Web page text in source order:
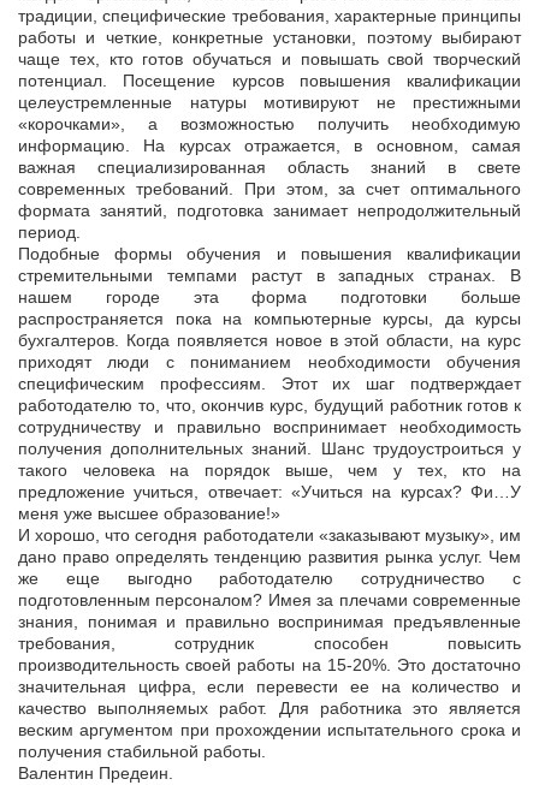
традиции, специфические требования, характерные принципы
работы и четкие, конкретные установки, поэтому выбирают
чаще тех, кто готов обучаться и повышать свой творческий
потенциал. Посещение курсов повышения квалификации
целеустремленные натуры мотивируют не престижными
«корочками», а возможностью получить необходимую
информацию. На курсах отражается, в основном, самая
важная специализированная область знаний в свете
современных требований. При этом, за счет оптимального
формата занятий, подготовка занимает непродолжительный
период.
Подобные формы обучения и повышения квалификации
стремительными темпами растут в западных странах. В
нашем городе эта форма подготовки больше
распространяется пока на компьютерные курсы, да курсы
бухгалтеров. Когда появляется новое в этой области, на курс
приходят люди с пониманием необходимости обучения
специфическим профессиям. Этот их шаг подтверждает
работодателю то, что, окончив курс, будущий работник готов к
сотрудничеству и правильно воспринимает необходимость
получения дополнительных знаний. Шанс трудоустроиться у
такого человека на порядок выше, чем у тех, кто на
предложение учиться, отвечает: «Учиться на курсах? Фи…У
меня уже высшее образование!»
И хорошо, что сегодня работодатели «заказывают музыку», им
дано право определять тенденцию развития рынка услуг. Чем
же еще выгодно работодателю сотрудничество с
подготовленным персоналом? Имея за плечами современные
знания, понимая и правильно воспринимая предъявленные
требования, сотрудник способен повысить
производительность своей работы на 15-20%. Это достаточно
значительная цифра, если перевести ее на количество и
качество выполняемых работ. Для работника это является
веским аргументом при прохождении испытательного срока и
получения стабильной работы.
Валентин Предеин.